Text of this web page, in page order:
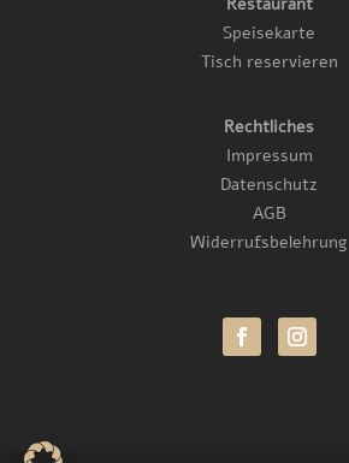
Restaurant
Speisekarte
Tisch reservieren
Rechtliches
Impressum
Datenschutz
AGB
Widerrufsbelehrung